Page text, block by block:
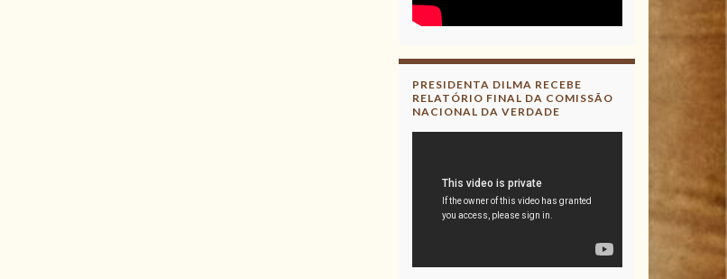
PRESIDENTA DILMA RECEBE
RELATÓRIO FINAL DA COMISSÃO
NACIONAL DA VERDADE